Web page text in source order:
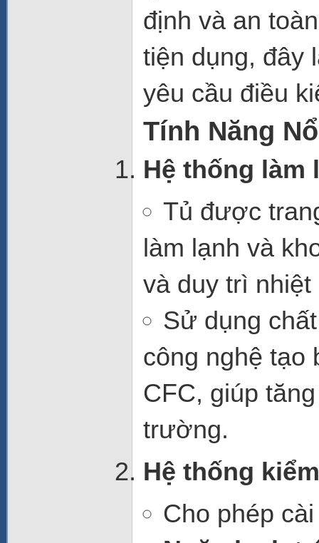
định và an
tiện dụng, đây
yêu cầu điều
Tính Năng
Hệ thống làm
Tủ được
làm lạnh và
và duy trì
Sử dụng
công nghệ tạo
CFC, giúp
trường.
Hệ thống
Cho phép